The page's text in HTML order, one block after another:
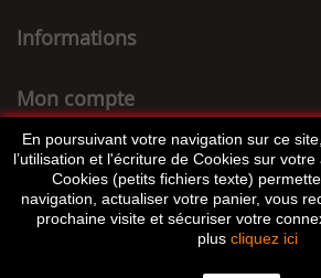
Informations
Mon compte
Informations sur votre boutique
En poursuivant votre navigation sur ce
l’utilisation et l'écriture de Cookies sur
Cookies (petits fichiers texte)
navigation, actualiser votre panier, vous
prochaine visite et sécuriser votre
plus cliquez ici